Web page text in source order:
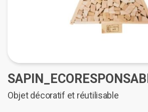
Objet décoratif et réutilisable